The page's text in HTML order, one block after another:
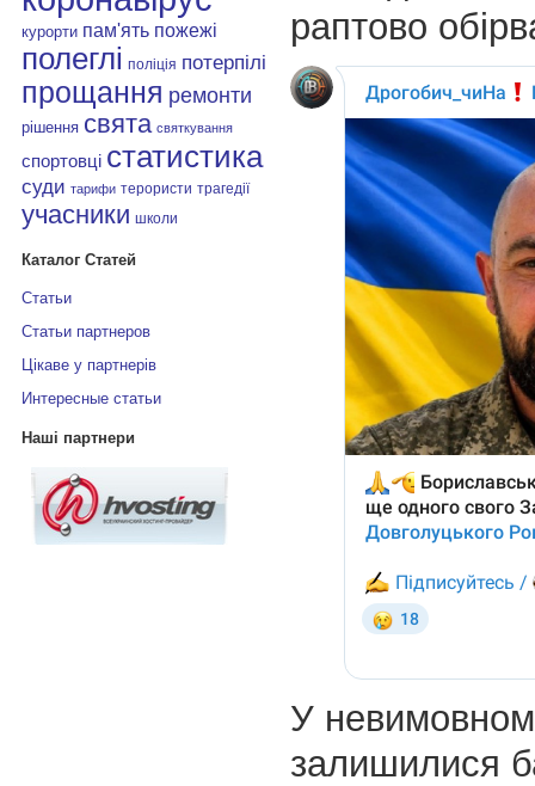
курорти пам'ять пожежі
полеглі поліція потерпілі
прощання ремонти
рішення свята святкування
спортовці статистика
суди тарифи терористи трагедії
учасники школи
Каталог Статей
Статьи
Статьи партнеров
Цікаве у партнерів
Интересные статьи
Наші партнери
раптово
У
залишилися